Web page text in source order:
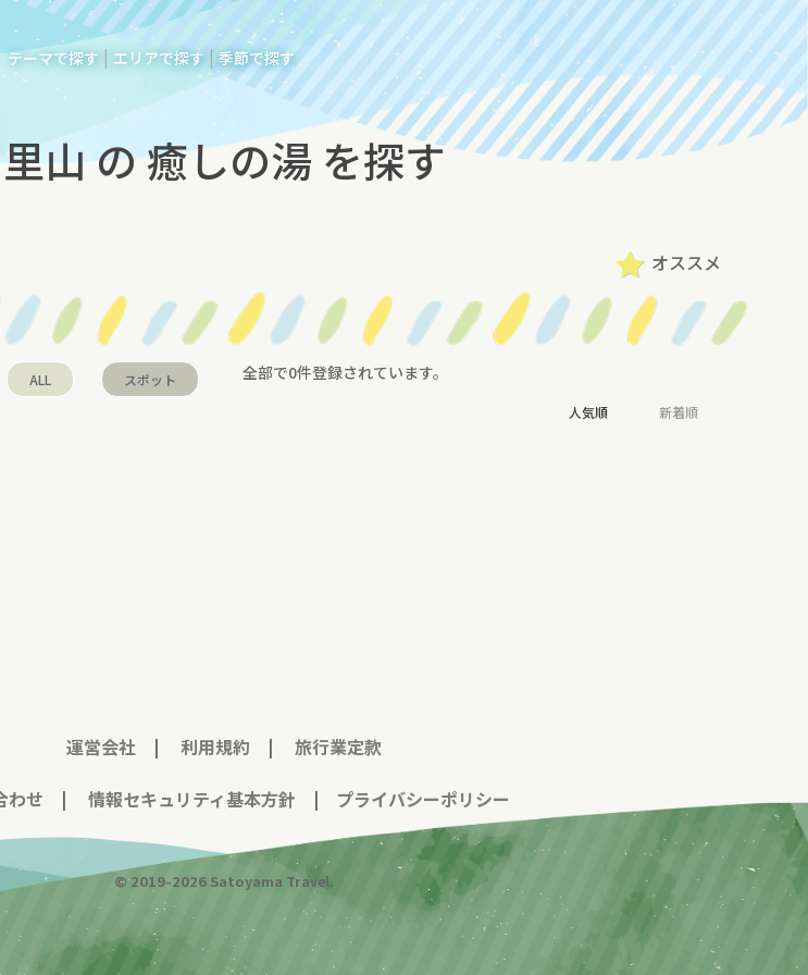
テーマで探す | エリアで探す |季節で探す
里山 の 癒しの湯 を探す
オススメ
ALL スポット 全部で0件登録されています。
人気順 新着順
運営会社 | 利用規約 | 旅行業定款
わせ | 情報セキュリティ基本方針 | プライバシーポリシー
© 2019-2026 Satoyama Travel.